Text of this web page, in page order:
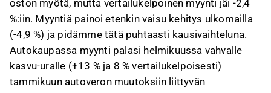
oston myötä, mutta vertailukelpoinen myynti jäi -2,4
%:iin. Myyntiä painoi etenkin vaisu kehitys ulkomailla
(-4,9 %) ja pidämme tätä puhtaasti kausivaihteluna.
Autokaupassa myynti palasi helmikuussa vahvalle
kasvu-uralle (+13 % ja 8 % vertailukelpoisesti)
tammikuun autoveron muutoksiin liittyvän